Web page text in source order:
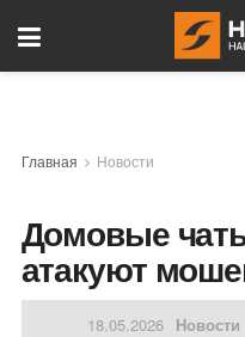
Главная Новости
Домовые
атакуют
18.05.2026 Новости